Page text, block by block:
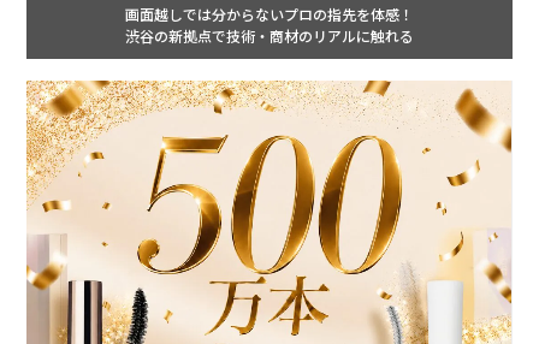
画面越しでは分からないプロの指先を体感！
渋谷の新拠点で技術・商材のリアルに触れる